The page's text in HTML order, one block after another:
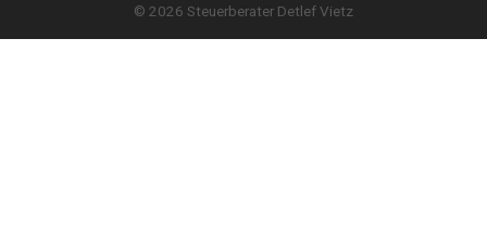
© 2026 Steuerberater Detlef Vietz